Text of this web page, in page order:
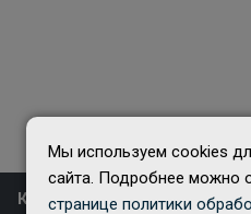
Компания
Мы используем cookies
сайта. Подробнее можно
странице политики